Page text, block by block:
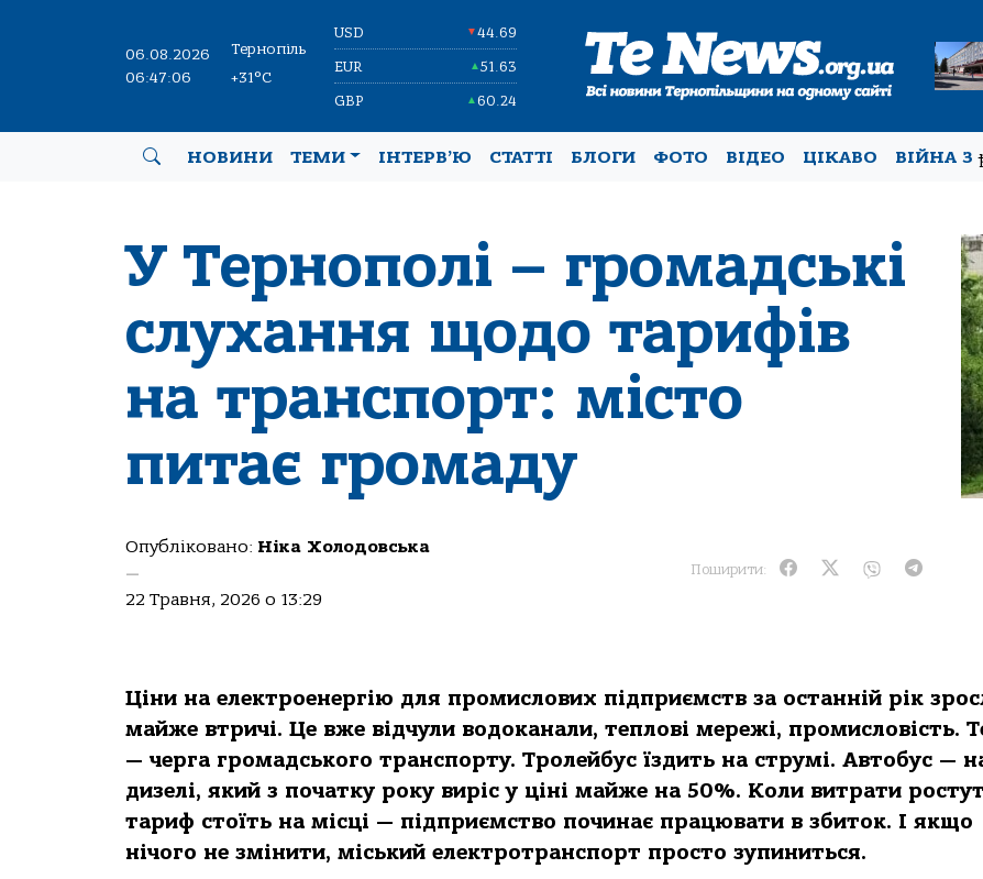
06.08.2026
06:47:07
Тернопіль
+31°C
USD ▼44.69
EUR ▲51.63
GBP ▲60.24
НОВИНИ ТЕМИ ІНТЕРВ’Ю СТАТТІ БЛОГИ ФОТО ВІДЕО ЦІКАВО ВІЙНА З
У Тернополі – громадські
слухання щодо тарифів
на транспорт: місто
питає громаду
Опубліковано: Ніка Холодовська
—
22 Травня, 2026 о 13:29
Поширити:
Ціни на електроенергію для промислових підприємств за останній рік
майже втричі. Це вже відчули водоканали, теплові мережі, промисловість.
— черга громадського транспорту. Тролейбус їздить на струмі. Автобус —
дизелі, який з початку року виріс у ціні майже на 50%. Коли витрати
тариф стоїть на місці — підприємство починає працювати в збиток. І якщо
нічого не змінити, міський електротранспорт просто зупиниться.